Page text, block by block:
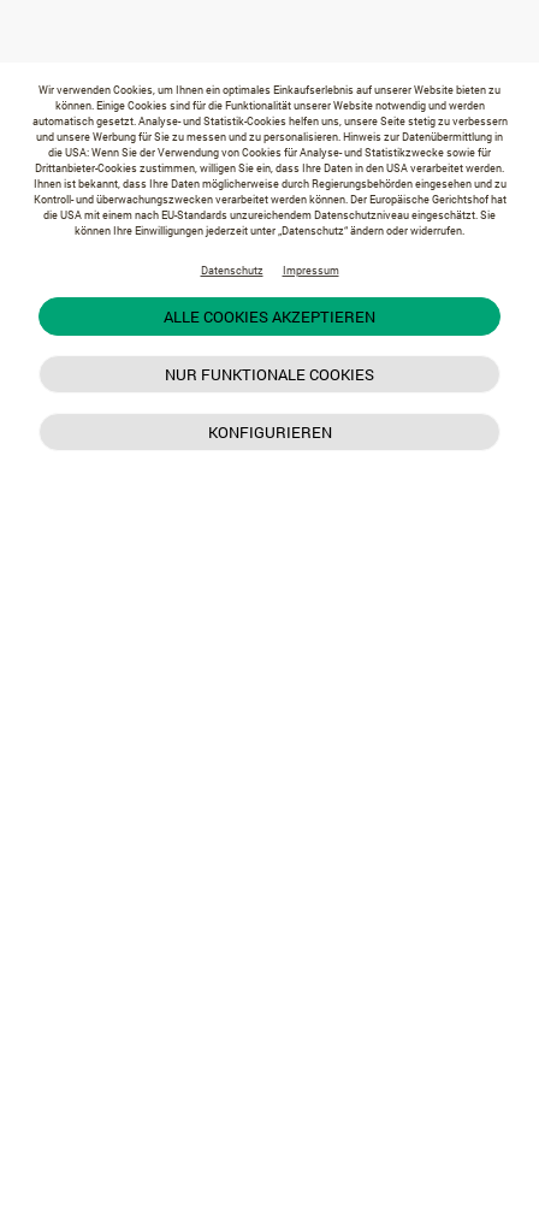
Wir verwenden Cookies, um Ihnen ein optimales Einkaufserlebnis auf unserer Website bieten zu
können. Einige Cookies sind für die Funktionalität unserer Website notwendig und werden
automatisch gesetzt. Analyse- und Statistik-Cookies helfen uns, unsere Seite stetig zu verbessern
und unsere Werbung für Sie zu messen und zu personalisieren. Hinweis zur Datenübermittlung in
die USA: Wenn Sie der Verwendung von Cookies für Analyse- und Statistikzwecke sowie für
Drittanbieter-Cookies zustimmen, willigen Sie ein, dass Ihre Daten in den USA verarbeitet werden.
Ihnen ist bekannt, dass Ihre Daten möglicherweise durch Regierungsbehörden eingesehen und zu
Kontroll- und überwachungszwecken verarbeitet werden können. Der Europäische Gerichtshof hat
die USA mit einem nach EU-Standards unzureichendem Datenschutzniveau eingeschätzt. Sie
können Ihre Einwilligungen jederzeit unter „Datenschutz“ ändern oder widerrufen.
Datenschutz Impressum
ALLE COOKIES AKZEPTIEREN
NUR FUNKTIONALE COOKIES
KONFIGURIEREN